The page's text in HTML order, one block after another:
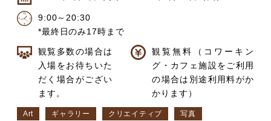
9:00～20:30
*最終日のみ17時まで
観覧多数の場合は
入場をお待ちいた
だく場合がござい
ます。
観覧無料（コワーキン
グ・カフェ施設をご利用
の場合は別途利用料がか
かります）
Art ギャラリー クリエイティブ 写真